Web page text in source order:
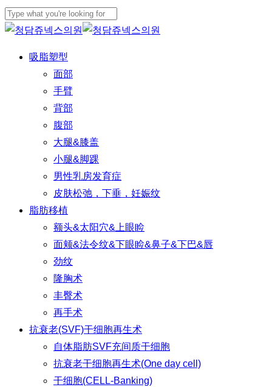
Skip
to
content
Close
Menu
吸脂塑型
面部
手臂
背部
腹部
大腿&膝盖
小腿&脚踝
男性乳房发育症
皮肤松弛，下垂，妊娠纹
脂肪移植
额头&太阳穴&上眼睑
面颊&法令纹&下眼睑&鼻子&下巴&唇
劲纹
隆胸术
丰臀术
再手术
抗衰老(SVF)干细胞再生术
自体脂肪SVF充间质干细胞
抗衰老干细胞再生术(One day cell)
干细胞(CELL-Banking)